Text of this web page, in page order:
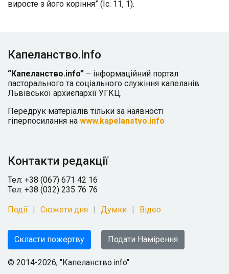
виросте з його коріння” (Іс. 11, 1).
Капеланство.info
“Капеланство.info” – інформаційний портал
пасторального та соціального служіння капеланів
Львівської архиєпархії УГКЦ.
Передрук матеріалів тільки за наявності
гіперпосилання на www.kapelanstvo.info
Контакти редакції
Тел: +38 (067) 671 42 16
Тел: +38 (032) 235 76 76
Події Сюжети дня Думки Відео
Скласти пожертву Подати Намірення
© 2014-2026, "Капеланство.info"